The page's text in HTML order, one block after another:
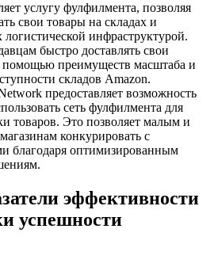
услугу фулфилмента, позволяя
свои товары на складах и
логистической инфраструктурой.
быстро доставлять свои
помощью преимуществ масштаба и
складов Amazon.
предоставляет возможность
сеть фулфилмента для
товаров. Это позволяет малым и
конкурировать с
благодаря оптимизированным
эффективности
успешности